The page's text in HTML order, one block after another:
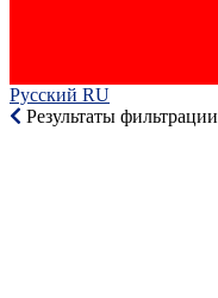
Русский RU‎
Результаты фильтрации